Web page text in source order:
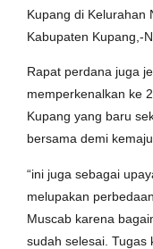
Kupang di Kelurahan
Kabupaten Kupang,-
Rapat perdana juga
memperkenalkan ke
Kupang yang baru
bersama demi
“ini juga sebagai
melupakan
Muscab karena
sudah selesai. Tugas